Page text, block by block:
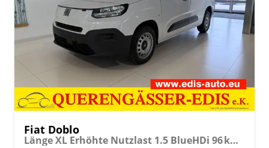
Fiat Doblo
Länge XL Erhöhte Nutzlast 1.5 BlueHDi 96 kW (131 PS) Klimaanlage, Radio, DAB, Android Auto, Apple CarPlay, Rückfahrkamera, Magic Cargo, Laderaumboden aus Gummibelag, Ersatzrad, 10" Infotainmentsystem "All In One", 16" Stahlfelgen, uvm.